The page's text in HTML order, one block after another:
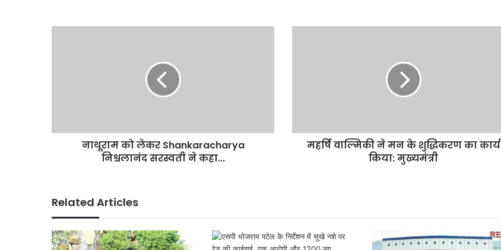
नाथूराम को लेकर Shankaracharya
निश्चलानंद सरस्वती ने कहा...
किया:
मुख्यमंत्रीमहर्षि वाल्मिकी ने मन के शुद्धिकरण का कार्य
किया: मुख्यमंत्री
Related Articles